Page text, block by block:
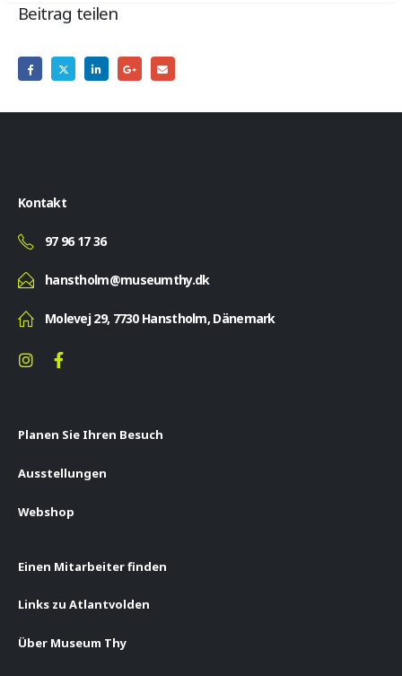
Beitrag teilen
Kontakt
97 96 17 36
hanstholm@museumthy.dk
Molevej 29, 7730 Hanstholm, Dänemark
Planen Sie Ihren Besuch
Ausstellungen
Webshop
Einen Mitarbeiter finden
Links zu Atlantvolden
Über Museum Thy